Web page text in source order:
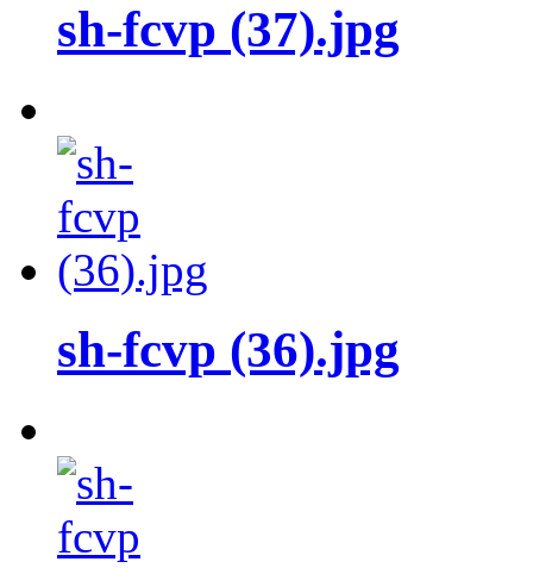
sh-fcvp (37).jpg
sh-fcvp (36).jpg